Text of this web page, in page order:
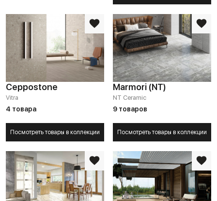
Ceppostone
Vitra
4 товара
Посмотреть товары в коллекции
Marmori (NT)
NT Ceramic
9 товаров
Посмотреть товары в коллекции